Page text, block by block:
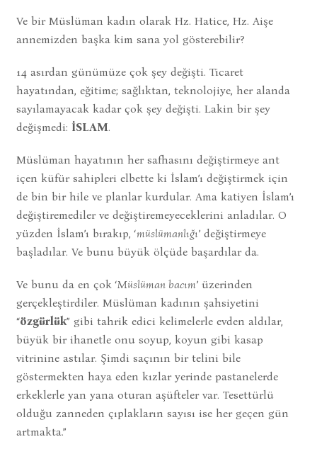
Ve bir Müslüman kadın olarak Hz. Hatice, Hz. Aişe
annemizden başka kim sana yol gösterebilir?
14 asırdan günümüze çok şey değişti. Ticaret
hayatından, eğitime; sağlıktan, teknolojiye, her alanda
sayılamayacak kadar çok şey değişti. Lakin bir şey
değişmedi: İSLAM.
Müslüman hayatının her safhasını değiştirmeye ant
içen küfür sahipleri elbette ki İslam’ı değiştirmek için
de bin bir hile ve planlar kurdular. Ama katiyen İslam’ı
değiştiremediler ve değiştiremeyeceklerini anladılar. O
yüzden İslam’ı bırakıp, ‘müslümanlığı’ değiştirmeye
başladılar. Ve bunu büyük ölçüde başardılar da.
Ve bunu da en çok ‘Müslüman bacım’ üzerinden
gerçekleştirdiler. Müslüman kadının şahsiyetini
“özgürlük” gibi tahrik edici kelimelerle evden aldılar,
büyük bir ihanetle onu soyup, koyun gibi kasap
vitrinine astılar. Şimdi saçının bir telini bile
göstermekten haya eden kızlar yerinde pastanelerde
erkeklerle yan yana oturan aşüfteler var. Tesettürlü
olduğu zanneden çıplakların sayısı ise her geçen gün
artmakta.”